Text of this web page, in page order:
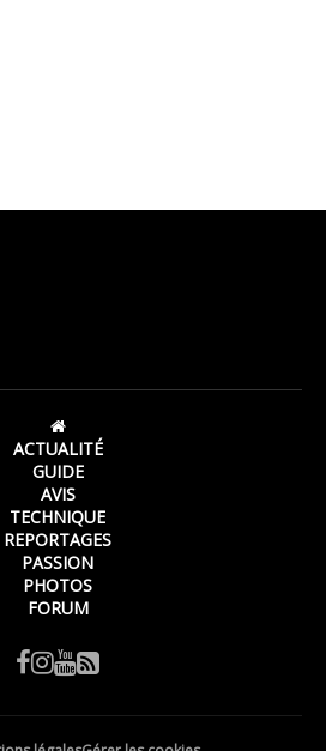
ACTUALITÉ
GUIDE
AVIS
TECHNIQUE
REPORTAGES
PASSION
PHOTOS
FORUM